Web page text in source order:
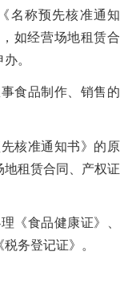
名称预先核准通知
如经营场地租赁合
。
食品制作、销售的
核准通知书》的原
租赁合同、产权证
《食品健康证》、
务登记证》。